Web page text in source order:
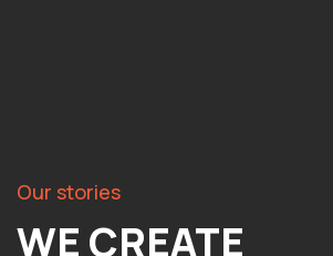
Our stories
WE CREATE